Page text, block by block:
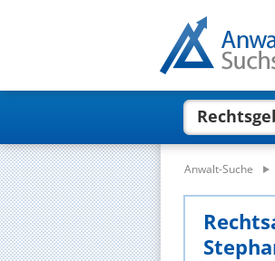
Anwalt-Suche